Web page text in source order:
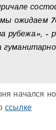
ожидаем
рубежа», –
начался
ссылке